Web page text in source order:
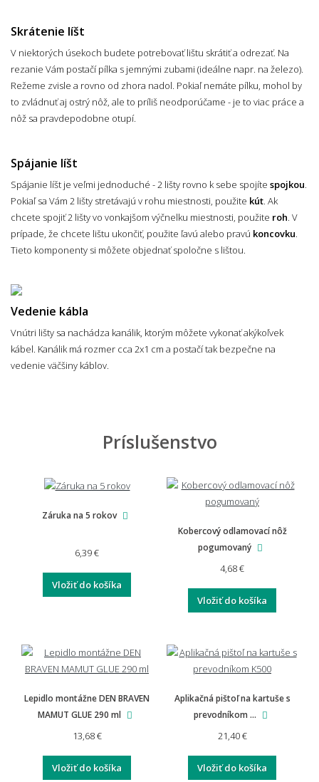
Skrátenie líšt
V niektorých úsekoch budete potrebovať lištu skrátiť a odrezať. Na
rezanie Vám postačí pílka s jemnými zubami (ideálne napr. na železo).
Režeme zvisle a rovno od zhora nadol. Pokiaľ nemáte pílku, mohol by
to zvládnuť aj ostrý nôž, ale to príliš neodporúčame - je to viac práce a
nôž sa pravdepodobne otupí.
Spájanie líšt
Spájanie líšt je veľmi jednoduché - 2 lišty rovno k sebe spojíte spojkou.
Pokiaľ sa Vám 2 lišty stretávajú v rohu miestnosti, použite kút. Ak
chcete spojiť 2 lišty vo vonkajšom výčnelku miestnosti, použite roh. V
prípade, že chcete lištu ukončiť, použite ľavú alebo pravú koncovku.
Tieto komponenty si môžete objednať spoločne s lištou.
Vedenie kábla
Vnútri lišty sa nachádza kanálik, ktorým môžete vykonať akýkoľvek
kábel. Kanálik má rozmer cca 2x1 cm a postačí tak bezpečne na
vedenie väčšiny káblov.
Príslušenstvo
Záruka na 5 rokov
6,39 €
Vložiť do košíka
Kobercový odlamovací nôž
pogumovaný
4,68 €
Vložiť do košíka
Lepidlo montážne DEN BRAVEN
MAMUT GLUE 290 ml
13,68 €
Vložiť do košíka
Aplikačná pištoľ na kartuše s
prevodníkom ...
21,40 €
Vložiť do košíka